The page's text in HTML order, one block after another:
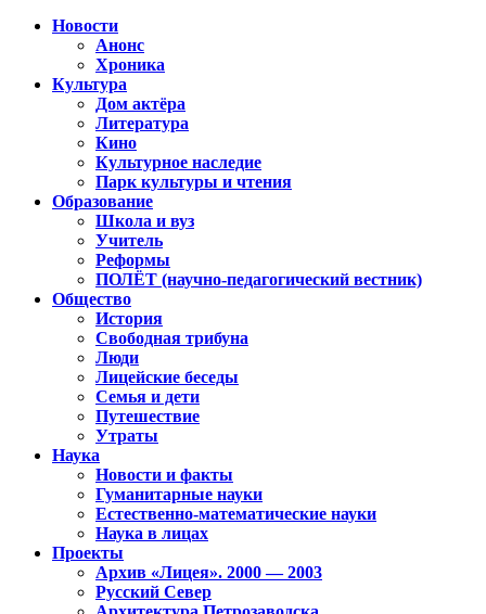
Новости
Анонс
Хроника
Культура
Дом актёра
Литература
Кино
Культурное наследие
Парк культуры и чтения
Образование
Школа и вуз
Учитель
Реформы
ПОЛЁТ (научно-педагогический вестник)
Общество
История
Свободная трибуна
Люди
Лицейские беседы
Семья и дети
Путешествие
Утраты
Наука
Новости и факты
Гуманитарные науки
Естественно-математические науки
Наука в лицах
Проекты
Архив «Лицея». 2000 — 2003
Русский Север